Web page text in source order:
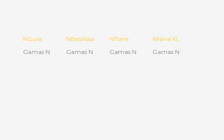
NGuia
Gamas N
NBasilissa
Gamas N
NTorre
Gamas N
NNina XL
Gamas N